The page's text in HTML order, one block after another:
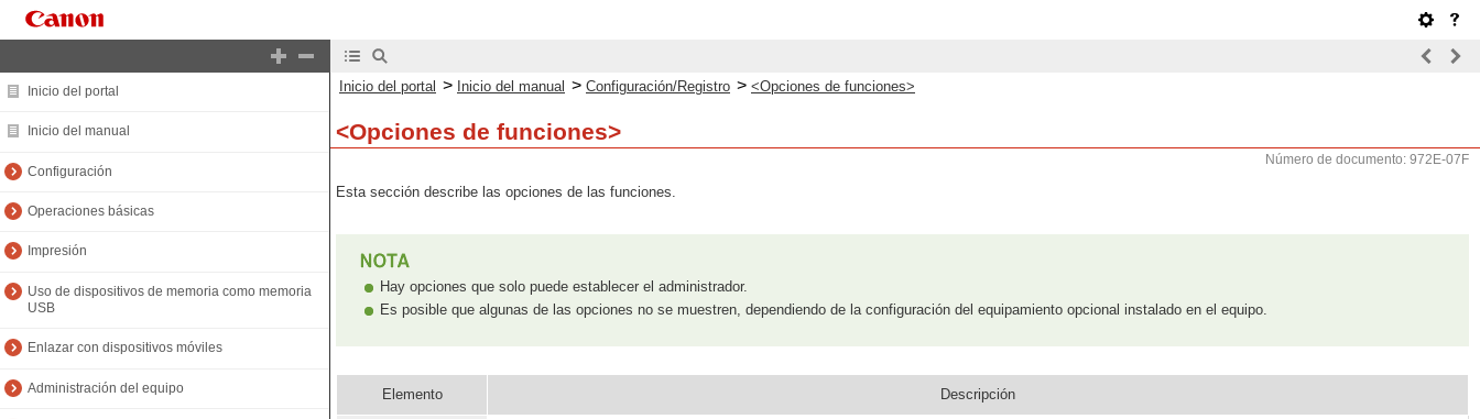
Inicio del portal
Inicio del manual
Configuración
Operaciones básicas
Impresión
Uso de dispositivos de memoria como memoria
USB
Enlazar con dispositivos móviles
Administración del equipo
Inicio del portal > Inicio del manual > Configuración/Registro > <Opciones de funciones>
<Opciones de funciones>
Número de documento: 972E-07F
Esta sección describe las opciones de las funciones.
Hay opciones que solo puede establecer el administrador.
Es posible que algunas de las opciones no se muestren, dependiendo de la configuración del equipamiento opcional instalado en el equipo.
Elemento Descripción